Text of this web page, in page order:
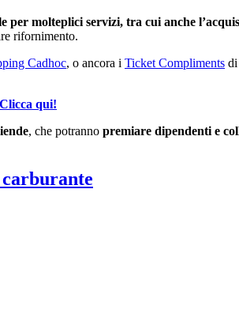
per molteplici servizi, tra cui anche
rifornimento.
Cadhoc, o ancora i Ticket Compliments di
Clicca qui!
, che potranno premiare dipendenti e